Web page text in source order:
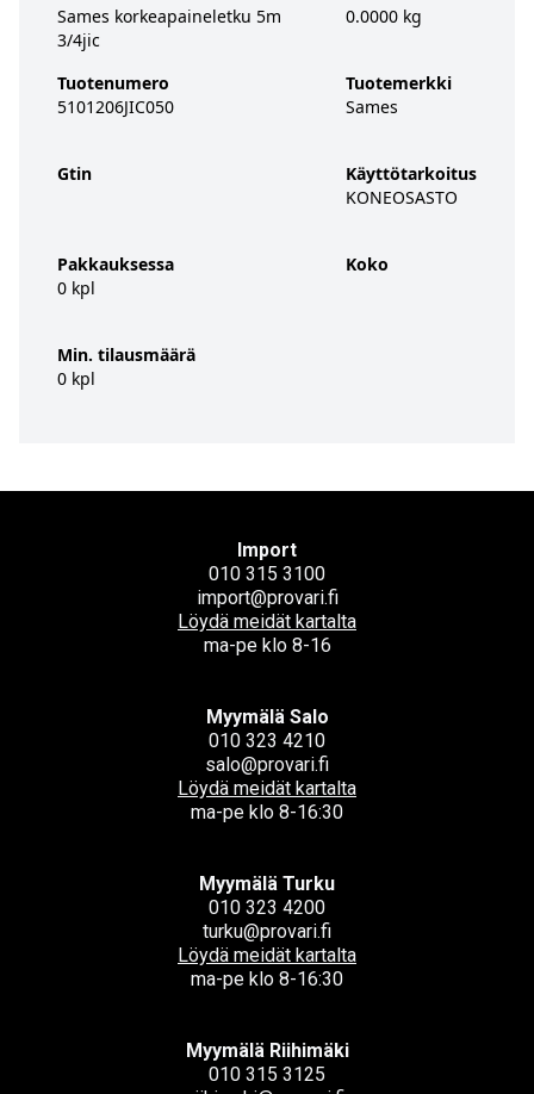
Sames korkeapaineletku 5m
3/4jic
Tuotenumero
5101206JIC050
Gtin
Pakkauksessa
0 kpl
Min. tilausmäärä
0 kpl
0.0000 kg
Tuotemerkki
Sames
Käyttötarkoitus
KONEOSASTO
Koko
Import
010 315 3100
import@provari.fi
Löydä meidät kartalta
ma-pe klo 8-16
Myymälä Salo
010 323 4210
salo@provari.fi
Löydä meidät kartalta
ma-pe klo 8-16:30
Myymälä Turku
010 323 4200
turku@provari.fi
Löydä meidät kartalta
ma-pe klo 8-16:30
Myymälä Riihimäki
010 315 3125